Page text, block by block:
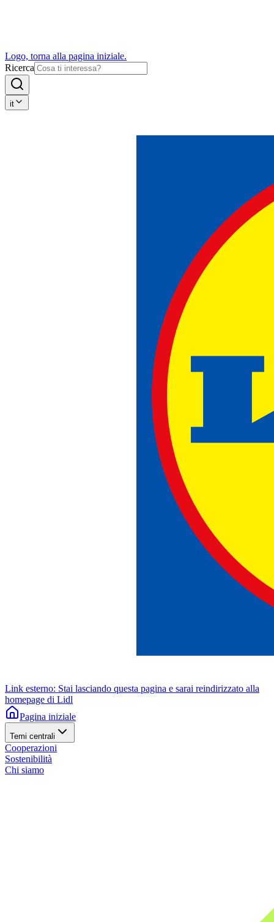
Logo, torna alla pagina iniziale.
Ricerca
it
Link esterno: Stai lasciando questa pagina e sarai reindirizzato alla
homepage di Lidl
Pagina iniziale
Temi centrali
Cooperazioni
Sostenibilità
Chi siamo